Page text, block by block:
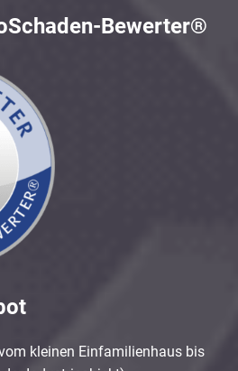
Bewerter®
kleinen Einfamilienhaus bis